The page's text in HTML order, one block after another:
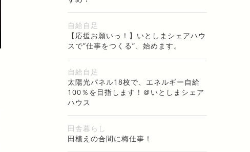
自給自足
【応援お願いっ！】いとしまシェアハウ
スで”仕事をつくる”、始めます。
自給自足
太陽光パネル18枚で、エネルギー自給
100％を目指します！＠いとしまシェア
ハウス
田舎暮らし
田植えの合間に梅仕事！